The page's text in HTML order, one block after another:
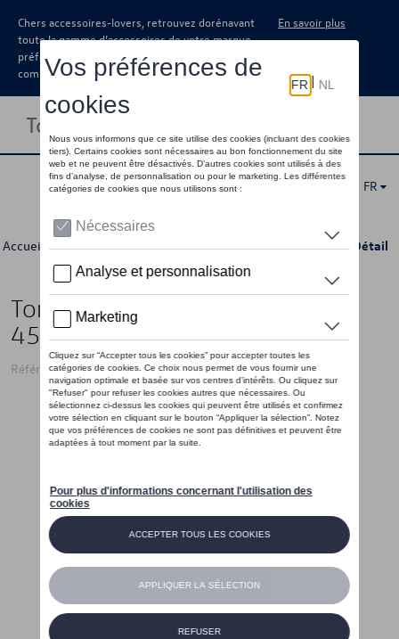
Chers accessoires-lovers, retrouvez dorénavant
toute la gamme d’accessoires de votre marque
préférée sous forme de catalogue à
commander auprès de votre concessionaire.
En savoir plus
Toggle navigation
FR
Accueil >Pour vous >California Collection >Accessoires > Détail
Tongs VW California, bleues -
45/46
Référence: 7TG084350D 287